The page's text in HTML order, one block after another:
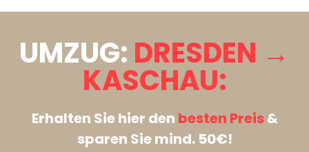
UMZUG: DRESDEN →
KASCHAU:
Erhalten Sie hier den besten Preis&
sparen Sie mind. 50€!